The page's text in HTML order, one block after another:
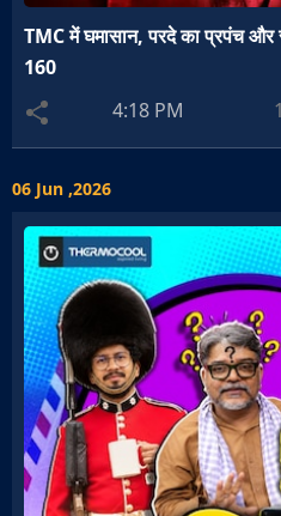
TMC में घमासान, परदे का प्रपंच
160
4:18 PM
06 Jun ,2026